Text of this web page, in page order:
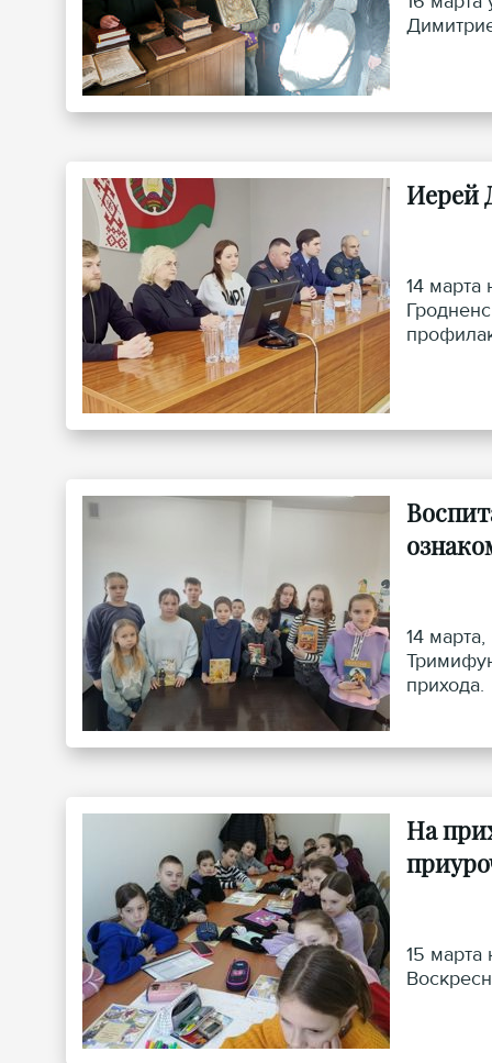
Иерей
14 марта
14
прихода.
На
15 марта